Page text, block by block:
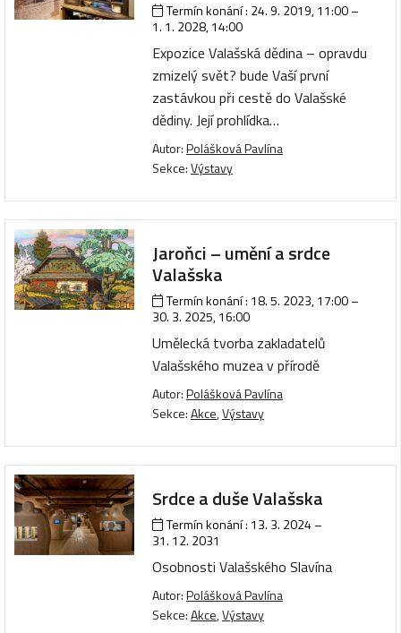
Termín konání : 24. 9. 2019, 11:00–
1. 1. 2028, 14:00
Expozice Valašská dědina – opravdu
zmizelý svět? bude Vaší první
zastávkou při cestě do Valašské
dědiny. Její prohlídka…
Autor:Polášková Pavlína
Sekce:Výstavy
Jaroňci – umění a srdce
Valašska
Termín konání : 18. 5. 2023, 17:00–
30. 3. 2025, 16:00
Umělecká tvorba zakladatelů
Valašského muzea v přírodě
Autor:Polášková Pavlína
Sekce:Akce,Výstavy
Srdce a duše Valašska
Termín konání : 13. 3. 2024–
31. 12. 2031
Osobnosti Valašského Slavína
Autor:Polášková Pavlína
Sekce:Akce,Výstavy